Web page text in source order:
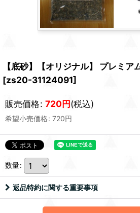
【底砂】【オリジナル】 プレミ
[zs20-31124091]
販売価格: 720円(税込)
希望小売価格: 720円
数量:
返品特約に関する重要事項